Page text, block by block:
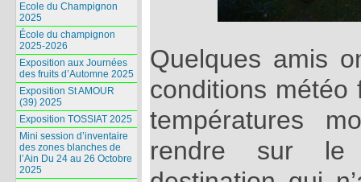
Quelques amis
conditions météo
températures
rendre sur le
Ecole du Champignon
2025
École du champignon
2025-2026
Exposition aux Journées
des fruits d’Automne 2025
Exposition St AMOUR
(39) 2025
Exposition TOSSIAT 2025
Mini session d’inventaire
des zones blanches de
l’Ain Du 24 au 26 Octobre
2025